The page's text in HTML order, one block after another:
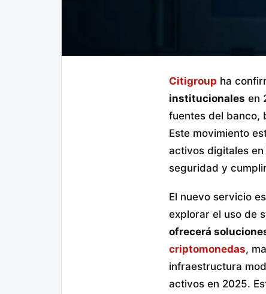
Citigroup ha
institucionales en
fuentes del banco,
Este movimiento
activos digitales
seguridad y
El nuevo servicio
explorar el uso de
ofrecerá
criptomonedas,
infraestructura
activos en 2025.